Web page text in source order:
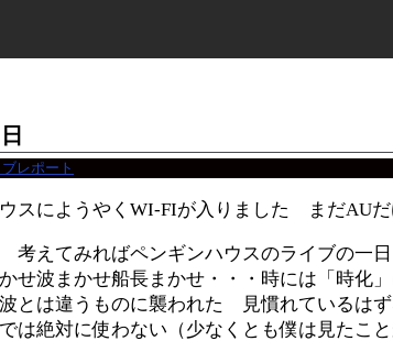
レポート
スにようやくWI-FIが入りました まだAUだ
考えてみればペンギンハウスのライブの一
せ波まかせ船長まかせ・・・時には「時
とは違うものに襲われた 見慣れているは
は絶対に使わない（少なくとも僕は見たこ